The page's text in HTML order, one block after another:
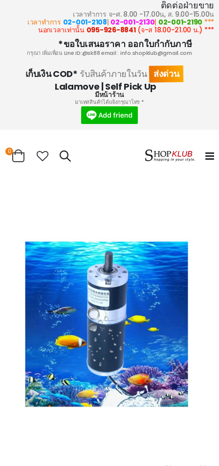
ติดต่อฝ่ายขาย
เวลาทำการ จ-ศ. 8.00 -17.00น, ส. 9.00-15.00น
*** เวลาทำการ
02-001-2108| 02-001-2130| 02-001-2190
*** นอกเวลาเท่านั้น
095-926-8841(จ-ส 18.00-21.00 น.)
ขอใบเสนอราคา ออกใบกำกับภาษี*
กรุณา เพิ่มเพื่อน Line ID:@sk88 email : info.shopklub@gmail.com
ส่งด่วน
เก็บเงิน COD* รับสินค้าภายในวัน
Lalamove | Self Pick Up
มีหน้าร้าน
* มาเทสสินค้าได้แจ้งกรุณาโทร
Search
Cart
0
images
gallery